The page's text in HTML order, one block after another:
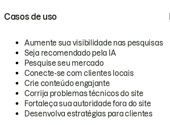
Casos de uso
Aumente sua visibilidade nas pesquisas
Seja recomendado pela IA
Pesquise seu mercado
Conecte-se com clientes locais
Crie conteúdo engajante
Corrija problemas técnicos do site
Fortaleça sua autoridade fora do site
Desenvolva estratégias para clientes